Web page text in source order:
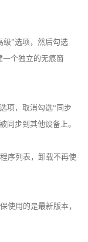
级”选项，然后勾选
一个独立的无痕窗
项，取消勾选“同步
同步到其他设备上。
序列表，卸载不再使
使用的是最新版本，